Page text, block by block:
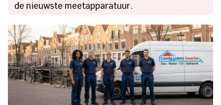
de nieuwste meetapparatuur.